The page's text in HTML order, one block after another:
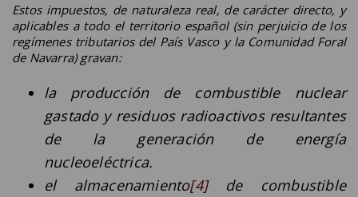
Estos impuestos, de naturaleza real, de carácter directo, y
aplicables a todo el territorio español (sin perjuicio de los
regímenes tributarios del País Vasco y la Comunidad Foral
de Navarra) gravan:
la producción de combustible nuclear
gastado y residuos radioactivos resultantes
de la generación de energía
nucleoeléctrica.
el almacenamiento[4]de combustible